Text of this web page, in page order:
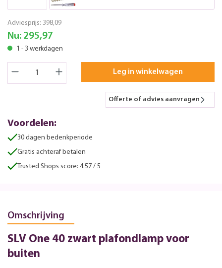
Adviesprijs: 398,09
Nu: 295,97
1 - 3 werkdagen
Leg in winkelwagen
Offerte of advies aanvragen
Voordelen:
30 dagen bedenkperiode
Gratis achteraf betalen
Trusted Shops score: 4.57 / 5
Omschrijving
SLV One 40 zwart plafondlamp voor
buiten